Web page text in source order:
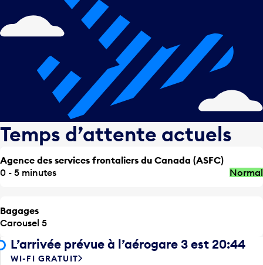
Temps d’attente actuels
Agence des services frontaliers du Canada (ASFC)
0 - 5 minutes
Normal
Bagages
Carousel 5
L’arrivée prévue à l’aérogare 3 est 20:44
WI-FI GRATUIT